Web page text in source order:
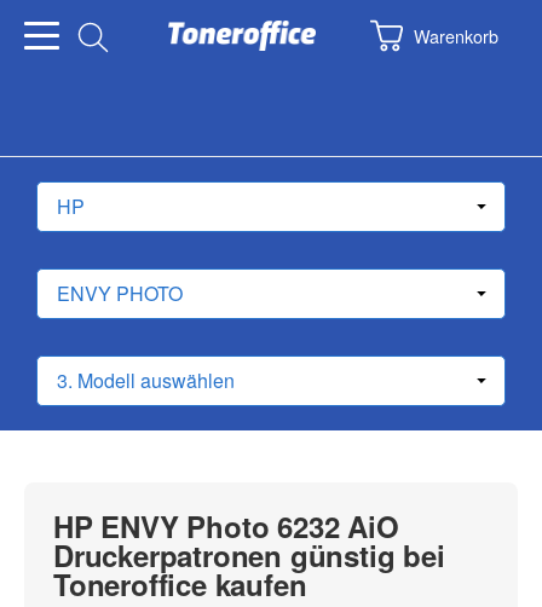
Warenkorb
HP ENVY Photo 6232 AiO
Druckerpatronen günstig bei
Toneroffice kaufen